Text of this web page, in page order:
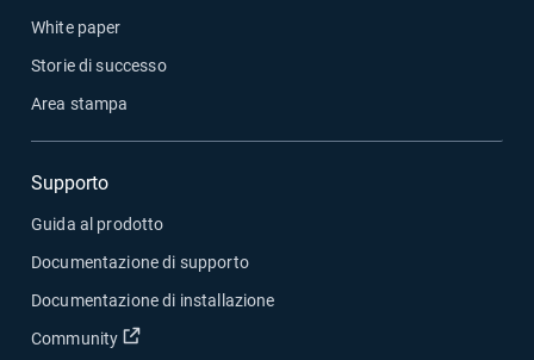
White paper
Storie di successo
Area stampa
Supporto
Guida al prodotto
Documentazione di supporto
Documentazione di installazione
Community
Apri in una nuova finestra